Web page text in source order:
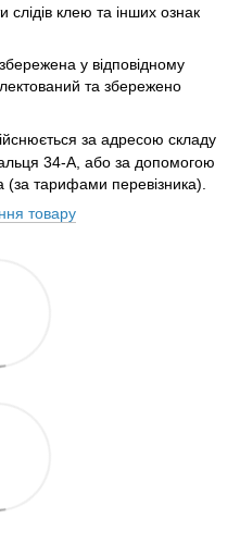
слідів клею та інших ознак
у відповідному
та збережено
за адресою складу
34-А, або за допомогою
(за тарифами перевізника).
товару